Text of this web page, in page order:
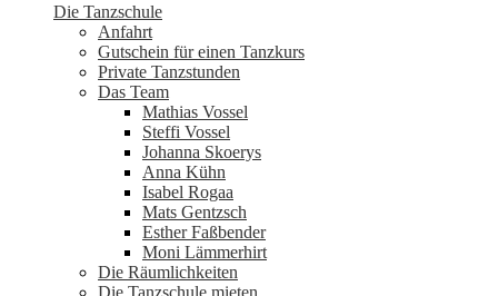
Die Tanzschule
Anfahrt
Gutschein für einen Tanzkurs
Private Tanzstunden
Das Team
Mathias Vossel
Steffi Vossel
Johanna Skoerys
Anna Kühn
Isabel Rogaa
Mats Gentzsch
Esther Faßbender
Moni Lämmerhirt
Die Räumlichkeiten
Die Tanzschule mieten